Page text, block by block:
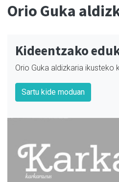
Orio Guka
Kideentzako
Orio Guka aldizkaria ikusteko
Sartu kide moduan